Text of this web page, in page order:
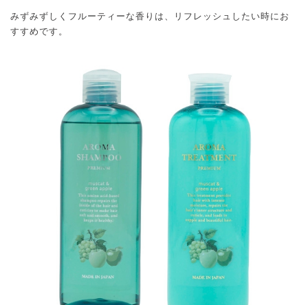
みずみずしくフルーティーな香りは、リフレッシュしたい時にお
すすめです。